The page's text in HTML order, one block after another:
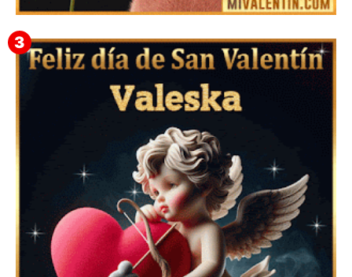
Mensajes Tarjetas y GiF de San Valentín para Amigas